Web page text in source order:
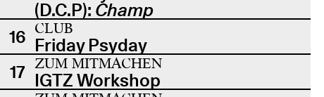
(D.C.P): Champ
16 CLUB
Friday Psyday
17 ZUM MITMACHEN
IGTZ Workshop